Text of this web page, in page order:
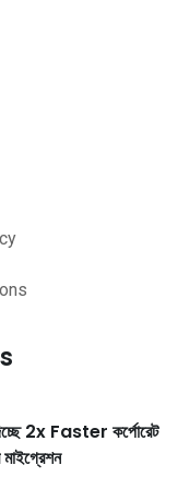
2x Faster কর্পোরেট
মাইগ্রেশন